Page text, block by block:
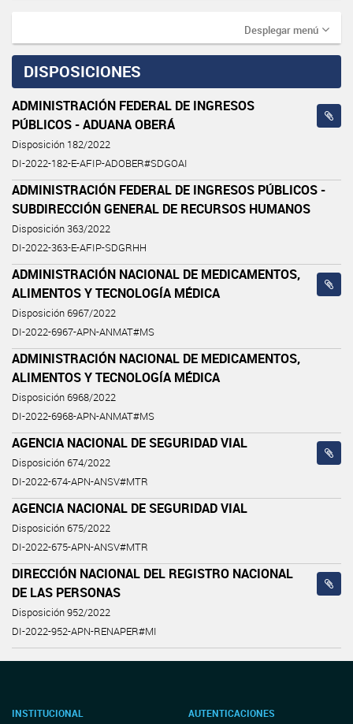
Desplegar menú
DISPOSICIONES
ADMINISTRACIÓN FEDERAL DE INGRESOS
PÚBLICOS - ADUANA OBERÁ
Disposición 182/2022
DI-2022-182-E-AFIP-ADOBER#SDGOAI
ADMINISTRACIÓN FEDERAL DE INGRESOS PÚBLICOS -
SUBDIRECCIÓN GENERAL DE RECURSOS HUMANOS
Disposición 363/2022
DI-2022-363-E-AFIP-SDGRHH
ADMINISTRACIÓN NACIONAL DE MEDICAMENTOS,
ALIMENTOS Y TECNOLOGÍA MÉDICA
Disposición 6967/2022
DI-2022-6967-APN-ANMAT#MS
ADMINISTRACIÓN NACIONAL DE MEDICAMENTOS,
ALIMENTOS Y TECNOLOGÍA MÉDICA
Disposición 6968/2022
DI-2022-6968-APN-ANMAT#MS
AGENCIA NACIONAL DE SEGURIDAD VIAL
Disposición 674/2022
DI-2022-674-APN-ANSV#MTR
AGENCIA NACIONAL DE SEGURIDAD VIAL
Disposición 675/2022
DI-2022-675-APN-ANSV#MTR
DIRECCIÓN NACIONAL DEL REGISTRO NACIONAL
DE LAS PERSONAS
Disposición 952/2022
DI-2022-952-APN-RENAPER#MI
INSTITUCIONAL AUTENTICACIONES